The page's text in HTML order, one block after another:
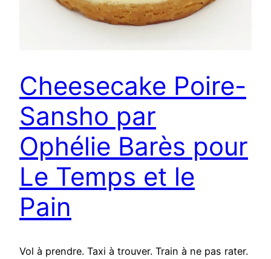
Cheesecake Poire-
Sansho par
Ophélie Barès pour
Le Temps et le
Pain
Vol à prendre. Taxi à trouver. Train à ne pas rater.